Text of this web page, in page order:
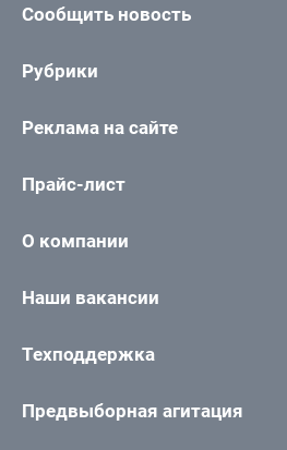
Сообщить новость
Рубрики
Реклама на сайте
Прайс-лист
О компании
Наши вакансии
Техподдержка
Предвыборная агитация